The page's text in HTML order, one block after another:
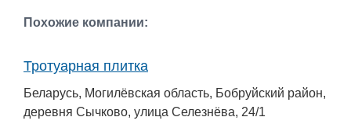
Похожие компании:
Тротуарная плитка
Беларусь, Могилёвская область, Бобруйский район,
деревня Сычково, улица Селезнёва, 24/1